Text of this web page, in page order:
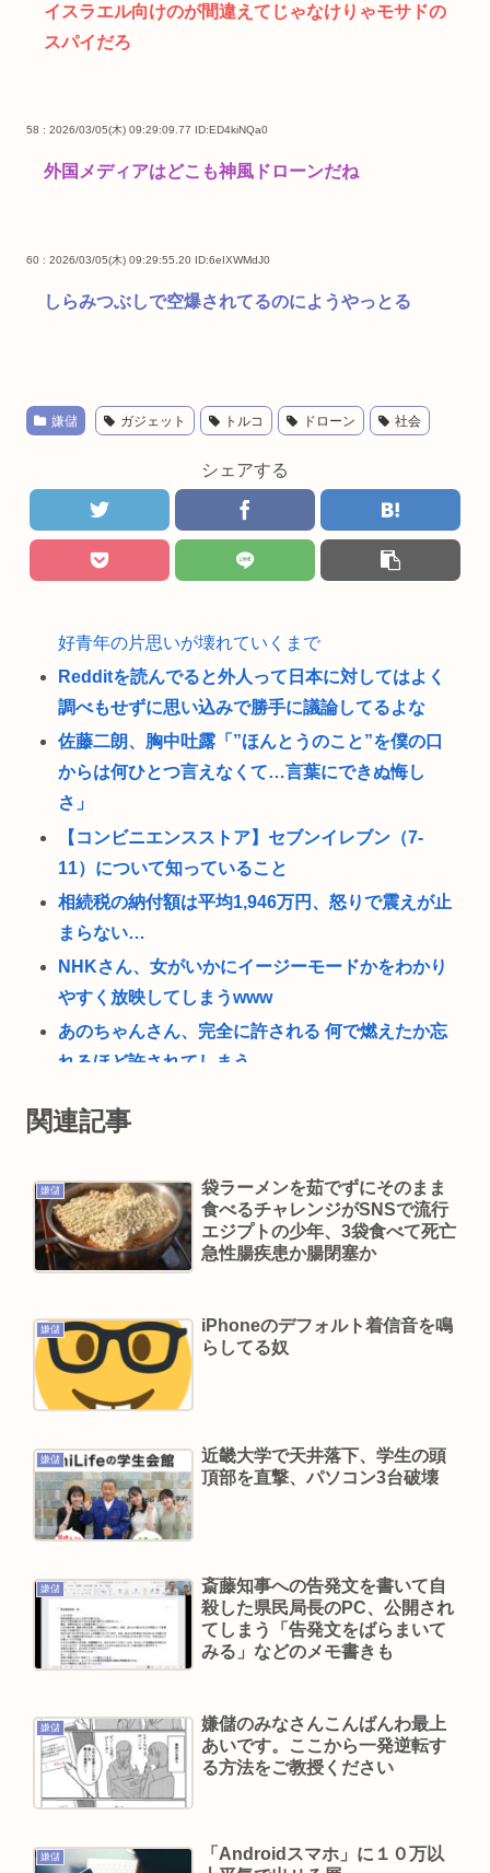
イスラエル向けのが間違えてじゃなけりゃモサドの
スパイだろ
58 : 2026/03/05(木) 09:29:09.77 ID:ED4kiNQa0
外国メディアはどこも神風ドローンだね
60 : 2026/03/05(木) 09:29:55.20 ID:6eIXWMdJ0
しらみつぶしで空爆されてるのにようやっとる
嫌儲 ガジェット トルコ ドローン 社会
シェアする
好青年の片思いが壊れていくまで
Redditを読んでると外人って日本に対してはよく
調べもせずに思い込みで勝手に議論してるよな
佐藤二朗、胸中吐露「”ほんとうのこと”を僕の口
からは何ひとつ言えなくて…言葉にできぬ悔し
さ」
【コンビニエンスストア】セブンイレブン（7-
11）について知っていること
相続税の納付額は平均1,946万円、怒りで震えが止
まらない…
NHKさん、女がいかにイージーモードかをわかり
やすく放映してしまうwww
あのちゃんさん、完全に許される 何で燃えたか忘
れるほど許されてしまう
『スパイダーマン:ブランドニューデイ』が興行収
とんがりコーン、本日から68g→62gに実質値上げ
発売48年で初の箱縮小 メーカー「CO2も1067トン
削減できます笑」
ヘン手渡し販売、反省の色なしとX民に批判される
マチアプ女と会ってきたんやが職業詐称して病気
も隠してたんやが
の？ ぜってー分かんないだろ。
5人産んだ辻希美 2人に病気があることを告白 その
病名とは？
に返り咲き！「ミニオンズ」「あの星」「ブルー
ロック」もランクイン
【正論】産経「前代未聞の無責任男、石破茂」
関連記事
嫌儲
袋ラーメンを茹でずにそのまま
食べるチャレンジがSNSで流行
エジプトの少年、3袋食べて死亡
急性腸疾患か腸閉塞か
嫌儲
iPhoneのデフォルト着信音を鳴
らしてる奴
嫌儲
近畿大学で天井落下、学生の頭
頂部を直撃、パソコン3台破壊
嫌儲
斎藤知事への告発文を書いて自
殺した県民局長のPC、公開され
てしまう「告発文をばらまいて
みる」などのメモ書きも
嫌儲
嫌儲のみなさんこんばんわ最上
あいです。ここから一発逆転す
る方法をご教授ください
嫌儲
「Androidスマホ」に１０万以